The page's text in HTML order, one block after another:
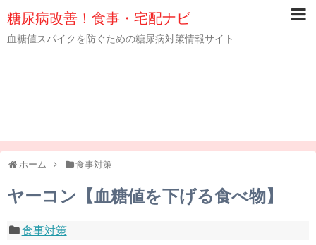
糖尿病改善！食事・宅配ナビ
血糖値スパイクを防ぐための糖尿病対策情報サイト
ホーム 食事対策
ヤーコン【血糖値を下げる食べ物】
食事対策